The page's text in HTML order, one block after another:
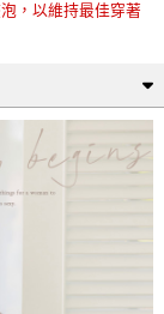
，以維持最佳穿著